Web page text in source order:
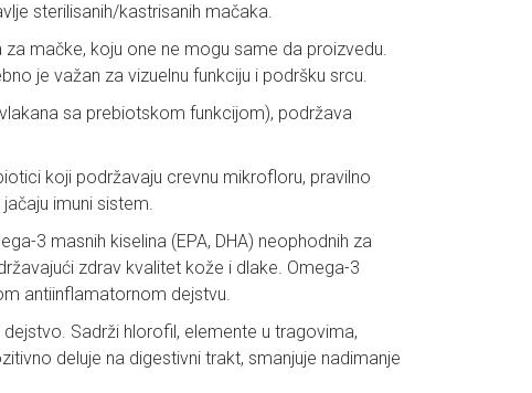
sterilisanih/kastrisanih mačaka.
za mačke, koju one ne mogu same da proizvedu.
je važan za vizuelnu funkciju i podršku srcu.
sa prebiotskom funkcijom), podržava
koji podržavaju crevnu mikrofloru, pravilno
imuni sistem.
3 masnih kiselina (EPA, DHA) neophodnih za
zdrav kvalitet kože i dlake. Omega-3
antiinflamatornom dejstvu.
Sadrži hlorofil, elemente u tragovima,
deluje na digestivni trakt, smanjuje nadimanje